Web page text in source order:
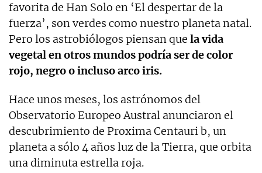
favorita de Han Solo en ‘El despertar de la
fuerza’, son verdes como nuestro planeta natal.
Pero los astrobiólogos piensan que la vida
vegetal en otros mundos podría ser de color
rojo, negro o incluso arco iris.
Hace unos meses, los astrónomos del
Observatorio Europeo Austral anunciaron el
descubrimiento de Proxima Centauri b, un
planeta a sólo 4 años luz de la Tierra, que orbita
una diminuta estrella roja.